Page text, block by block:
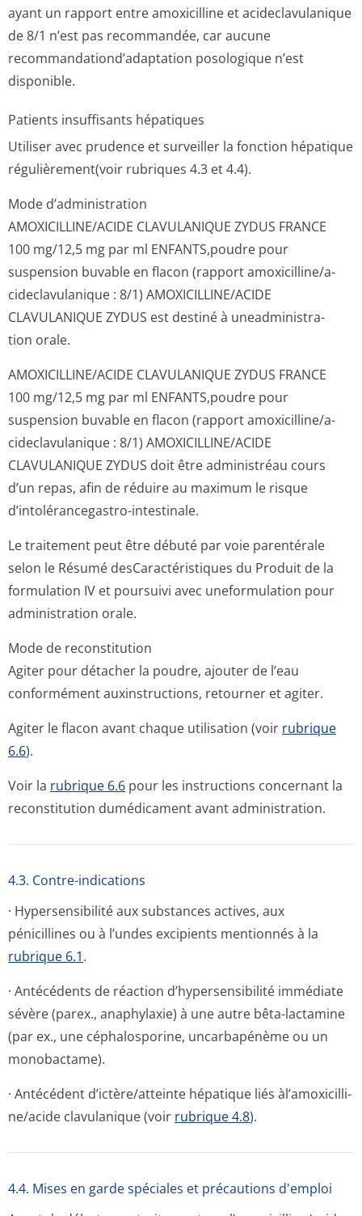
ayant un rapport entre amoxicilline et acideclavulanique
de 8/1 n’est pas recommandée, car aucune
recommandation­d’adaptation posologique n’est
disponible.
Patients insuffisants hépatiques
Utiliser avec prudence et surveiller la fonction hépatique
régulièrement(voir rubriques 4.3 et 4.4).
Mode d’administration
AMOXICILLINE/ACIDE CLAVULANIQUE ZYDUS FRANCE
100 mg/12,5 mg par ml ENFANTS,poudre pour
suspension buvable en flacon (rapport amoxicilline/a­
cideclavulani­que : 8/1) AMOXICILLINE/ACIDE
CLAVULANIQUE ZYDUS est destiné à uneadministra­
tion orale.
AMOXICILLINE/ACIDE CLAVULANIQUE ZYDUS FRANCE
100 mg/12,5 mg par ml ENFANTS,poudre pour
suspension buvable en flacon (rapport amoxicilline/a­
cideclavulani­que : 8/1) AMOXICILLINE/ACIDE
CLAVULANIQUE ZYDUS doit être administréau cours
d’un repas, afin de réduire au maximum le risque
d’intolérancegastro-intestinale.
Le traitement peut être débuté par voie parentérale
selon le Résumé desCaractéristiques du Produit de la
formulation IV et poursuivi avec uneformulation pour
administration o­rale.
Mode de reconstitution
Agiter pour détacher la poudre, ajouter de l’eau
conformément auxinstructions, retourner et agiter.
Agiter le flacon avant chaque utilisation (voir rubrique
6.6).
Voir la rubrique 6.6 pour les instructions concernant la
reconstitution dumédicament avant administration.
4.3. Contre-indications
· Hypersensibilité aux substances actives, aux
pénicillines ou à l’undes excipients mentionnés à la
rubrique 6.1.
· Antécédents de réaction d’hypersensibilité immédiate
sévère (parex., anaphylaxie) à une autre bêta-lactamine
(par ex., une céphalosporine, uncarbapénème ou un
monobactame).
· Antécédent d’ictère/atteinte hépatique liés àl’amoxicilli­
ne/acide clavulanique (voir rubrique 4.8).
4.4. Mises en garde spéciales et précautions d'emploi